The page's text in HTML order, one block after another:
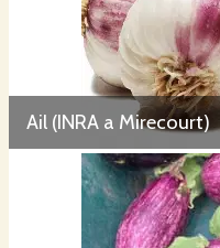
Ail (INRA a Mirecourt)